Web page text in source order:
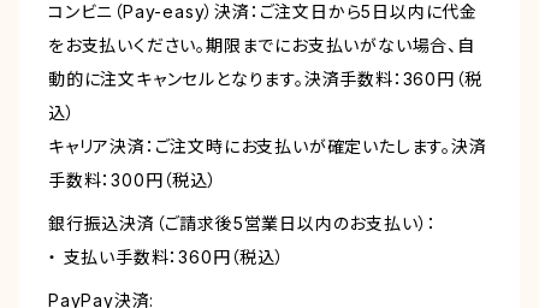
コンビニ（Pay-easy）決済：ご注文日から5日以内に代金
をお支払いください。期限までにお支払いがない場合、自
動的に注文キャンセルとなります。決済手数料：360円（税
込）
キャリア決済：ご注文時にお支払いが確定いたします。決済
手数料：300円（税込）
銀行振込決済（ご請求後5営業日以内のお支払い）：
・ 支払い手数料：360円（税込）
PayPay決済: